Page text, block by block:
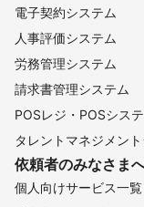
電子契約システム
人事評価システム
労務管理システム
請求書管理システム
POSレジ・POSシス
タレントマネジメン
依頼者のみなさま
個人向けサービス一覧